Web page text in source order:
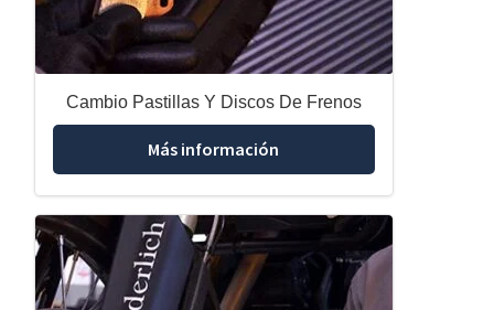
Cambio Pastillas Y Discos De Frenos
Más información